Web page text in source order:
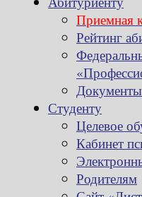
Приемная
Рейтинг
Документы
Студенту
Целевое
Кабинет
Родителям